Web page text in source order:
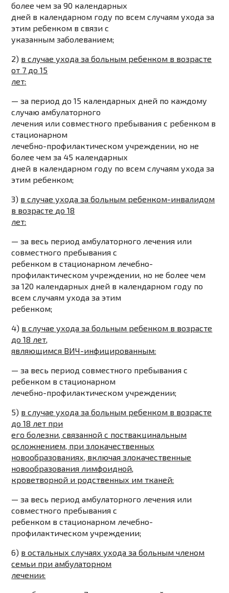
более чем за 90 календарных
дней в календарном году по всем случаям ухода за
этим ребенком в связи с
указанным заболеванием;
2) в случае ухода за больным ребенком в возрасте
от 7 до 15
лет:
—за период до 15 календарных дней по каждому
случаю амбулаторного
лечения или совместного пребывания с ребенком в
стационарном
лечебно-профилактическом учреждении, но не
более чем за 45 календарных
дней в календарном году по всем случаям ухода за
этим ребенком;
3) в случае ухода за больным ребенком-инвалидом
в возрасте до 18
лет:
—за весь период амбулаторного лечения или
совместного пребывания с
ребенком в стационарном лечебно-
профилактическом учреждении, но неболее чем
за 120 календарных дней в календарном году по
всем случаям ухода за этим
ребенком;
4) в случае ухода за больным ребенком в возрасте
до 18 лет,
являющимся ВИЧ-инфицированным:
—за весь период совместного пребывания с
ребенком в стационарном
лечебно-профилактическом учреждении;
5) в случае ухода за больным ребенком в возрасте
до 18 лет при
его болезни, связанной с поствакцинальным
осложнением, при злокачественных
новообразованиях, включая злокачественные
новообразования лимфоидной,
кроветворной и родственных им тканей:
—за весь период амбулаторного лечения или
совместного пребывания с
ребенком в стационарном лечебно-
профилактическом учреждении;
6) в остальных случаях ухода за больным членом
семьи при амбулаторном
лечении: